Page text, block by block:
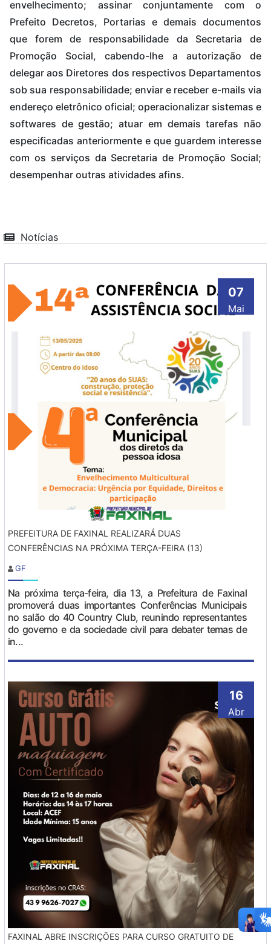
envelhecimento; assinar conjuntamente com o
Prefeito Decretos, Portarias e demais documentos
que forem de responsabilidade da Secretaria de
Promoção Social, cabendo-lhe a autorização de
delegar aos Diretores dos respectivos Departamentos
sob sua responsabilidade; enviar e receber e-mails via
endereço eletrônico oficial; operacionalizar sistemas e
softwares de gestão; atuar em demais tarefas não
especificadas anteriormente e que guardem interesse
com os serviços da Secretaria de Promoção Social;
desempenhar outras atividades afins.
Notícias
07
Mai
PREFEITURA DE FAXINAL REALIZARÁ DUAS
CONFERÊNCIAS NA PRÓXIMA TERÇA-FEIRA (13)
GF
Na próxima terça-feira, dia 13, a Prefeitura de Faxinal
promoverá duas importantes Conferências Municipais
no salão do 40 Country Club, reunindo representantes
do governo e da sociedade civil para debater temas de
in...
16
Abr
FAXINAL ABRE INSCRIÇÕES PARA CURSO GRATUITO DE